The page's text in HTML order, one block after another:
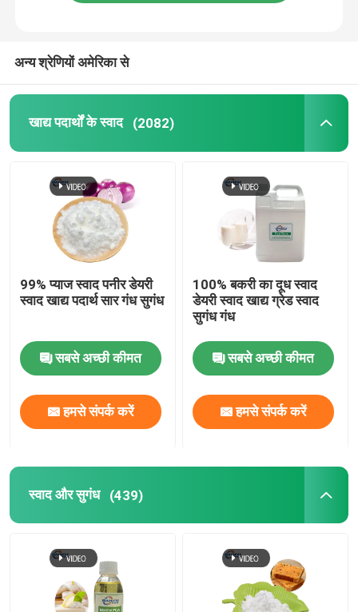
अन्य श्रेणियों अमेरिका से
खाद्य पदार्थों के स्वाद (2082)
99% प्याज स्वाद पनीर डेयरी
स्वाद खाद्य पदार्थ सार गंध सुगंध
सबसे अच्छी कीमत
हमसे संपर्क करें
100% बकरी का दूध स्वाद
डेयरी स्वाद खाद्य ग्रेड स्वाद
सुगंध गंध
सबसे अच्छी कीमत
हमसे संपर्क करें
स्वाद और सुगंध (439)